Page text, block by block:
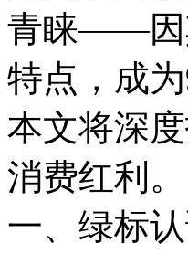
青睐——因
特点，成
本文将深
消费红利。
一、绿标